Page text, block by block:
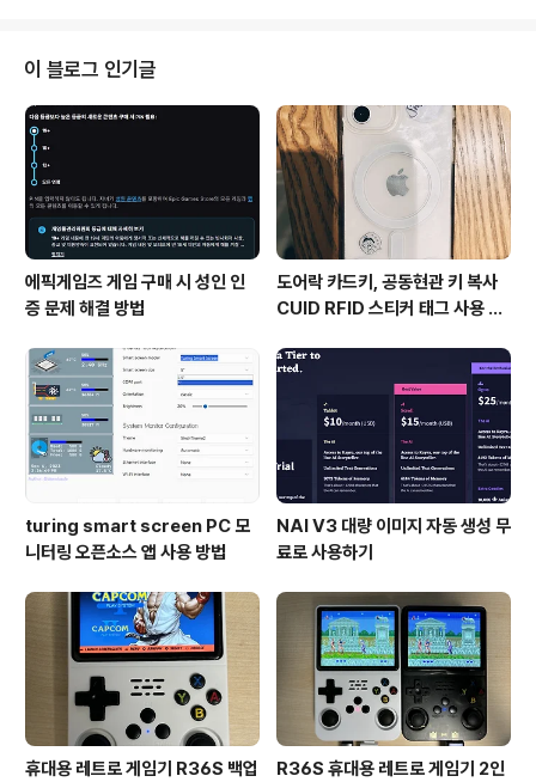
ype - SetNative Size 버튼을 클릭해서 이미지 원래 크
기로 맞춰준다. 버튼 트리거 함수는 On Click() 이벤트 항
목에 연결해준다. Button을 애니메이션 시키기 위해 Tran
sition을 Animation으로 AutoGenerate Animation..
이 블로그 인기글
에픽게임즈 게임 구매 시 성인 인
증 문제 해결 방법
도어락 카드키, 공동현관 키 복사
CUID RFID 스티커 태그 사용 방
turing smart screen PC 모
니터링 오픈소스 앱 사용 방법
NAI V3 대량 이미지 자동 생성 무
료로 사용하기
휴대용 레트로 게임기 R36S 백업
R36S 휴대용 레트로 게임기 2인